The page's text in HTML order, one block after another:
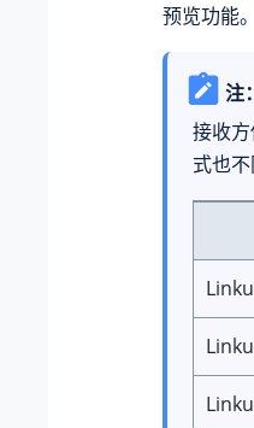
预览功能。
注：
接收
式也不